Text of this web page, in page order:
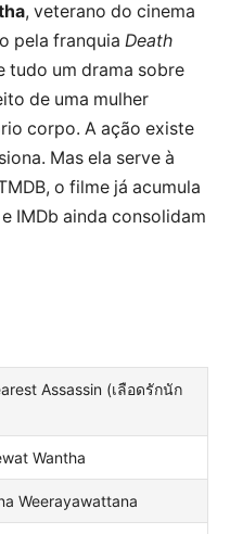
, veterano do cinema
pela franquia Death
tudo um drama sobre
de uma mulher
corpo. A ação existe
Mas ela serve à
o filme já acumula
IMDb ainda consolidam
Assassin (เลือดรักนัก
Wantha
Weerayawattana